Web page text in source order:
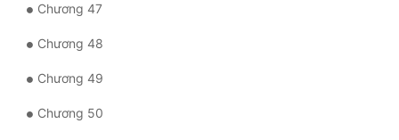
Chương 47
Chương 48
Chương 49
Chương 50